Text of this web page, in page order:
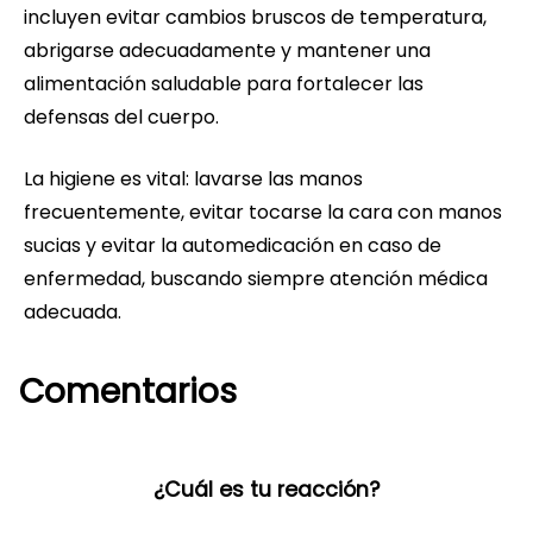
incluyen evitar cambios bruscos de temperatura,
abrigarse adecuadamente y mantener una
alimentación saludable para fortalecer las
defensas del cuerpo.
La higiene es vital: lavarse las manos
frecuentemente, evitar tocarse la cara con manos
sucias y evitar la automedicación en caso de
enfermedad, buscando siempre atención médica
adecuada.
Comentarios